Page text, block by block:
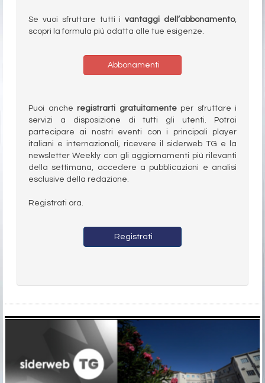
Se vuoi sfruttare tutti ivantaggi dell’abbonamento,
scopri la formula più adatta alle tue esigenze.
Abbonamenti
Puoi anche registrarti gratuitamenteper sfruttare i
servizi a disposizione di tutti gli utenti. Potrai
partecipare ai nostri eventi con i principali player
italiani e internazionali, ricevere il siderweb TG e la
newsletter Weekly con gli aggiornamenti più rilevanti
della settimana, accedere a pubblicazioni e analisi
esclusive della redazione.
Registrati ora.
Registrati